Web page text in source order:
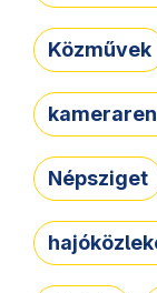
Közművek
Népsziget